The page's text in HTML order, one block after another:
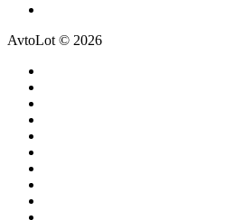
AvtoLot © 2026